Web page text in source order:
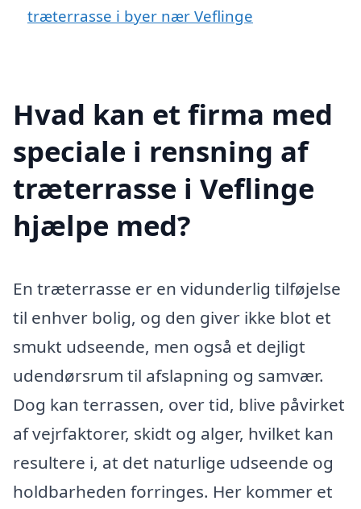
træterrasse i byer nær Veflinge
Hvad kan et firma med
speciale i rensning af
træterrasse i Veflinge
hjælpe med?
En træterrasse er en vidunderlig tilføjelse
til enhver bolig, og den giver ikke blot et
smukt udseende, men også et dejligt
udendørsrum til afslapning og samvær.
Dog kan terrassen, over tid, blive påvirket
af vejrfaktorer, skidt og alger, hvilket kan
resultere i, at det naturlige udseende og
holdbarheden forringes. Her kommer et